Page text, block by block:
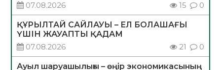
07.08.2026
15 0
ҚҰРЫЛТАЙ САЙЛАУЫ – ЕЛ БОЛАШАҒЫ
ҮШІН ЖАУАПТЫ ҚАДАМ
07.08.2026
21 0
Ауыл шаруашылығы – өңір экономикасының